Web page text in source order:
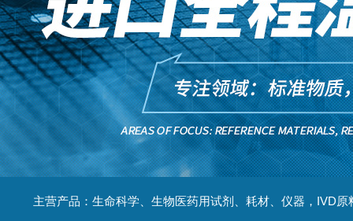
主营产品：生命科学、生物医药用试剂、耗材、仪器，IVD原